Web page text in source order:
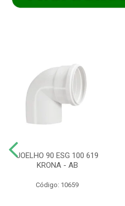
JOELHO 90 ESG 100 619
KRONA - AB
Código: 10659